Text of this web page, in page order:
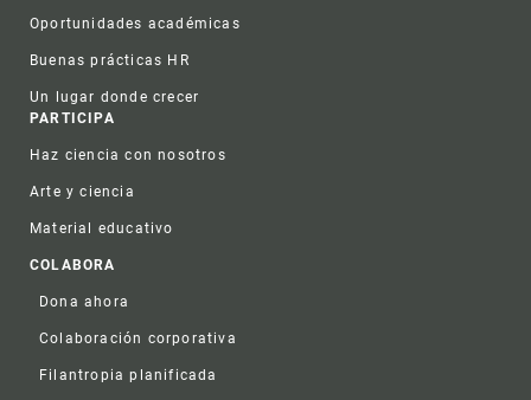
Oportunidades académicas
Buenas prácticas HR
Un lugar donde crecer
PARTICIPA
Haz ciencia con nosotros
Arte y ciencia
Material educativo
COLABORA
Dona ahora
Colaboración corporativa
Filantropia planificada